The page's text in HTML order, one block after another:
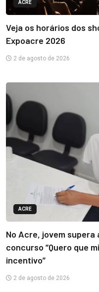
ACRE
Veja os horários dos
Expoacre 2026
2 de agosto de 2026
ACRE
No Acre, jovem
concurso “Quero que
incentivo”
2 de agosto de 2026